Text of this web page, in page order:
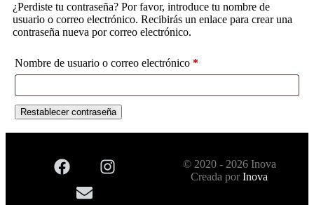
¿Perdiste tu contraseña? Por favor, introduce tu nombre de
usuario o correo electrónico. Recibirás un enlace para crear una
contraseña nueva por correo electrónico.
Nombre de usuario o correo electrónico *
Restablecer contraseña
© 2020 - 2026 Inova
Creada porInova